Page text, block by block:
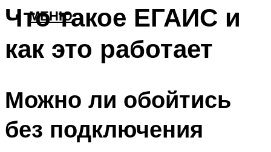
МЕНЮ
Что такое ЕГАИС и
как это работает
Можно ли обойтись
без подключения